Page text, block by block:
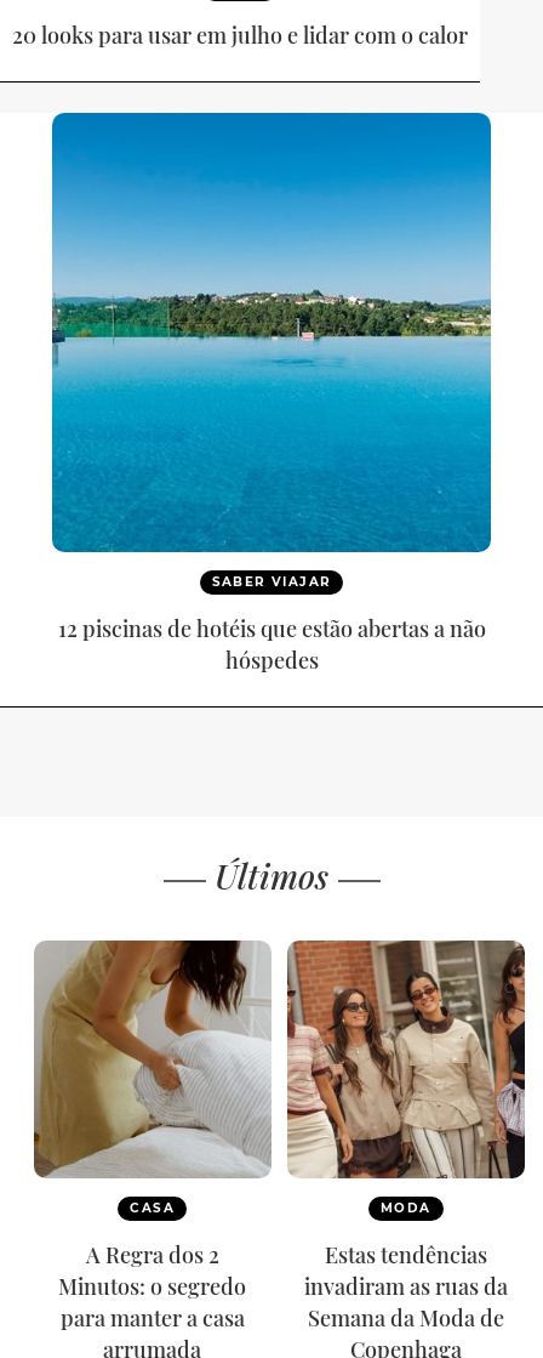
20 looks para usar em julho e lidar com o calor
SABER VIAJAR
12 piscinas de hotéis que estão abertas a não
hóspedes
Últimos
CASA
A Regra dos 2
Minutos: o segredo
para manter a casa
arrumada
MODA
Estas tendências
invadiram as ruas da
Semana da Moda de
Copenhaga